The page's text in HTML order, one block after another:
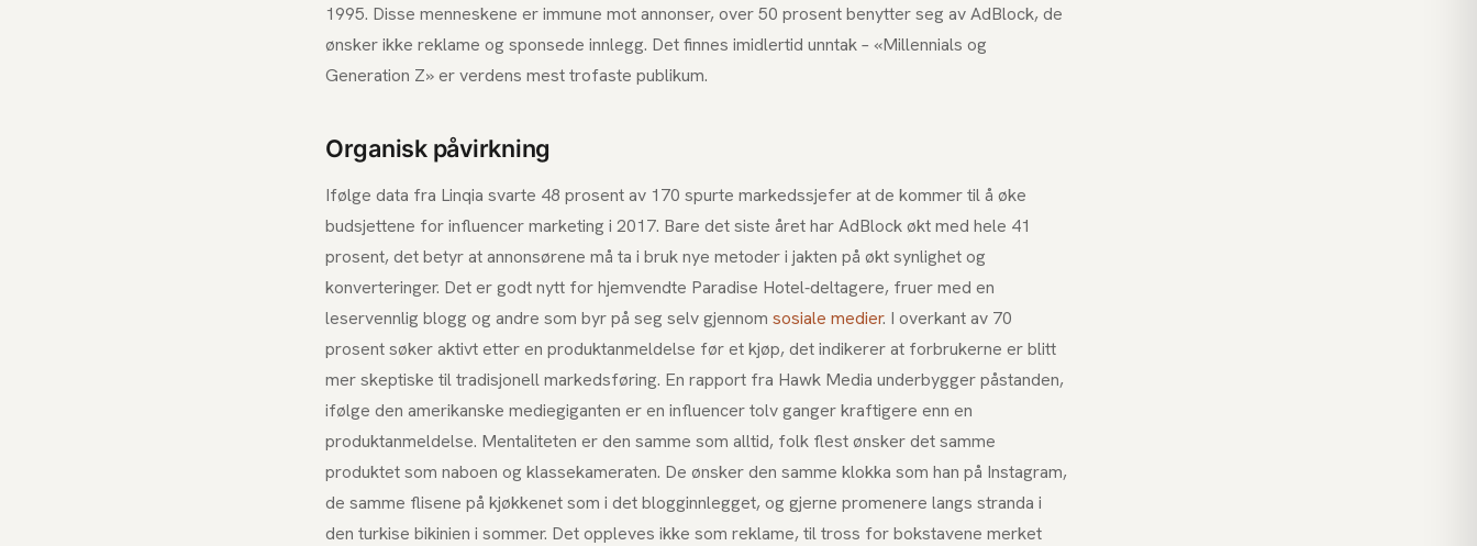
1995. Disse menneskene er immune mot annonser, over 50 prosent benytter seg av AdBlock, de
ønsker ikke reklame og sponsede innlegg. Det finnes imidlertid unntak – «Millennials og
Generation Z» er verdens mest trofaste publikum.
Organisk påvirkning
Ifølge data fra Linqia svarte 48 prosent av 170 spurte markedssjefer at de kommer til å øke
budsjettene for influencer marketing i 2017. Bare det siste året har AdBlock økt med hele 41
prosent, det betyr at annonsørene må ta i bruk nye metoder i jakten på økt synlighet og
konverteringer. Det er godt nytt for hjemvendte Paradise Hotel-deltagere, fruer med en
leservennlig blogg og andre som byr på seg selv gjennom sosiale medier. I overkant av 70
prosent søker aktivt etter en produktanmeldelse før et kjøp, det indikerer at forbrukerne er blitt
mer skeptiske til tradisjonell markedsføring. En rapport fra Hawk Media underbygger påstanden,
ifølge den amerikanske mediegiganten er en influencer tolv ganger kraftigere enn en
produktanmeldelse. Mentaliteten er den samme som alltid, folk flest ønsker det samme
produktet som naboen og klassekameraten. De ønsker den samme klokka som han på Instagram,
de samme flisene på kjøkkenet som i det blogginnlegget, og gjerne promenere langs stranda i
den turkise bikinien i sommer. Det oppleves ikke som reklame, til tross for bokstavene merket